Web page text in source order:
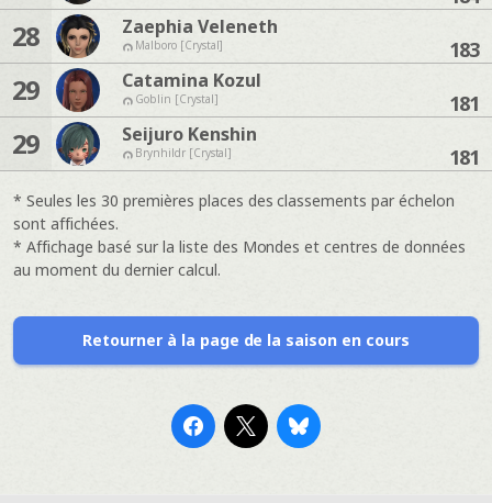
28 Zaephia Veleneth
Malboro [Crystal] 183
29 Catamina Kozul
Goblin [Crystal] 181
29 Seijuro Kenshin
Brynhildr [Crystal] 181
* Seules les 30 premières places des classements par échelon
sont affichées.
* Affichage basé sur la liste des Mondes et centres de données
au moment du dernier calcul.
Retourner à la page de la saison en cours